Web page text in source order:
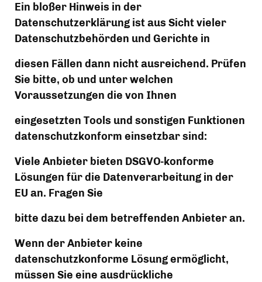
Ein bloßer Hinweis in der
Datenschutzerklärung ist aus Sicht vieler
Datenschutzbehörden und Gerichte in
diesen Fällen dann nicht ausreichend. Prüfen
Sie bitte, ob und unter welchen
Voraussetzungen die von Ihnen
eingesetzten Tools und sonstigen Funktionen
datenschutzkonform einsetzbar sind:
Viele Anbieter bieten DSGVO-konforme
Lösungen für die Datenverarbeitung in der
EU an. Fragen Sie
bitte dazu bei dem betreffenden Anbieter an.
Wenn der Anbieter keine
datenschutzkonforme Lösung ermöglicht,
müssen Sie eine ausdrückliche